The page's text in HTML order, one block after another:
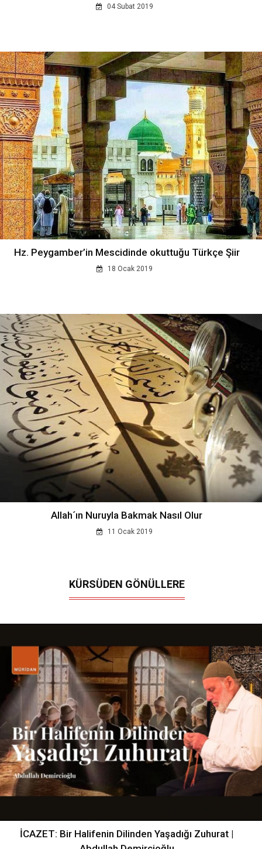
04 Subat 2019
Hz. Peygamber’in Mescidinde okuttuğu Türkçe Şiir
18 Ocak 2019
Allah´ın Nuruyla Bakmak Nasıl Olur
11 Ocak 2019
KÜRSÜDEN GÖNÜLLERE
İCAZET: Bir Halifenin Dilinden Yaşadığı Zuhurat |